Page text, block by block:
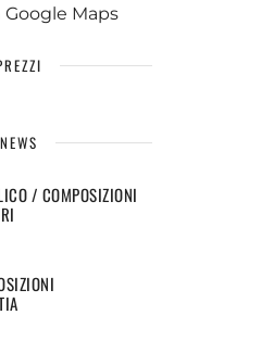
Google Maps
NEWS
/ COMPOSIZIONI